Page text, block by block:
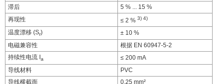
滞后
5 % ... 15 %
再现性
≤ 2 % 3) 4)
温度漂移 (Sr)
± 10 %
电磁兼容性
根据 EN 60947-5-2
持续性电流 Ia
≤ 200 mA
导线材料
PVC
导线横截面
0.25 mm²